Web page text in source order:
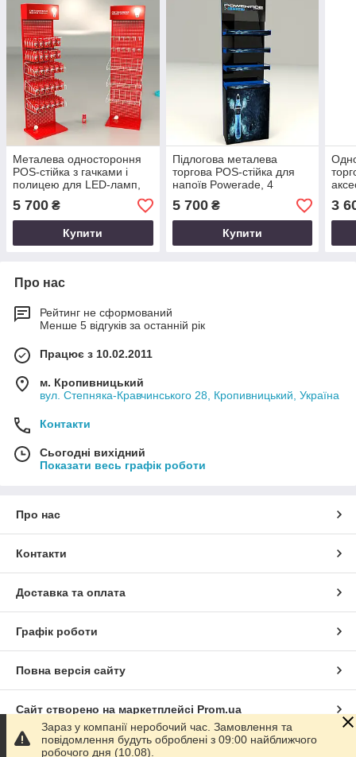
Металева одностороння
POS-стійка з гачками і
полицею для LED-ламп,
замовлення оптом
5 700 ₴
Купити
Підлогова металева
торгова POS-стійка для
напоїв Powerade, 4
оптом
5 700₴
Купити
3
Про нас
Рейтинг не сформований
Менше 5 відгуків за останній рік
Працює з 10.02.2011
м. Кропивницький
вул. Степняка-Кравчинського 28, Кропивницький, Україна
Контакти
Сьогодні вихідний
Показати весь графік роботи
Про нас
Контакти
Доставка та оплата
Графік роботи
Повна версія сайту
Сайт створено на маркетплейсі Prom.ua
Політика конфіденційності
Зараз у компанії неробочий час. Замовлення та
повідомлення будуть оброблені з 09:00 найближчого
робочого дня (10.08).